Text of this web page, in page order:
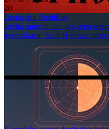
20
Berita dan Publikasi
Berita minyak dan gas serta
kesepakatan Selat Hormuz